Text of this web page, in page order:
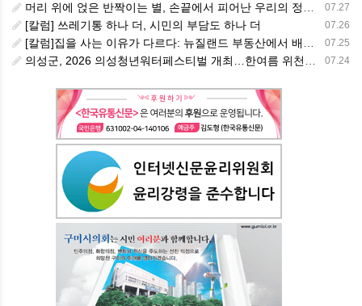
07.27
머리 위에 얹은 반짝이는 별, 손끝에서 피어난 우리의 정체성
07.26
[칼럼] 쓰레기통 하나 더, 시민의 부담도 하나 더
07.25
[칼럼]집을 사는 이유가 다르다: 뉴질랜드 부동산에서 배운 다섯 가지 교훈
07.24
의성군, 2026 의성청년워터페스티벌 개최…한여름 위천에서 청년과 가족이 함께 즐긴다